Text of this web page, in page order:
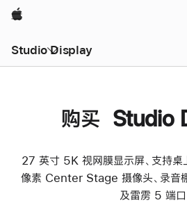
Apple
Studio Display
购买 Studio
27 英寸 5K 视网膜显示屏、支持
像素 Center Stage 摄像头、录音
及雷雳 5 端口